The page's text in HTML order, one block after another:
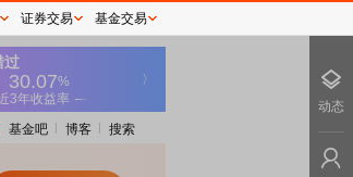
基金吧 博客 搜索
证券交易 基金交易
动态